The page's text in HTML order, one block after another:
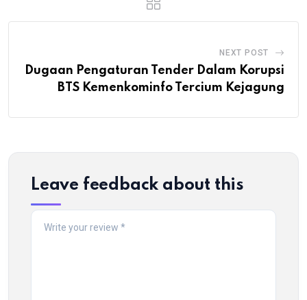
NEXT POST
Dugaan Pengaturan Tender Dalam Korupsi
BTS Kemenkominfo Tercium Kejagung
Leave feedback about this